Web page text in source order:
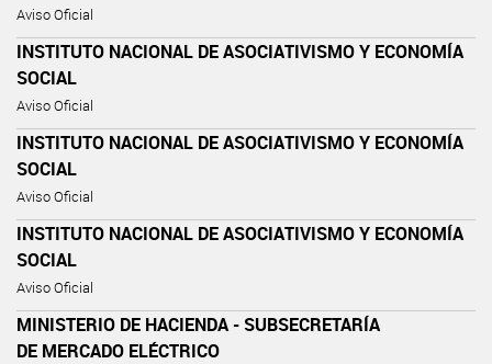
Aviso Oficial
INSTITUTO NACIONAL DE ASOCIATIVISMO Y ECONOMÍA
SOCIAL
Aviso Oficial
INSTITUTO NACIONAL DE ASOCIATIVISMO Y ECONOMÍA
SOCIAL
Aviso Oficial
INSTITUTO NACIONAL DE ASOCIATIVISMO Y ECONOMÍA
SOCIAL
Aviso Oficial
MINISTERIO DE HACIENDA - SUBSECRETARÍA
DE MERCADO ELÉCTRICO